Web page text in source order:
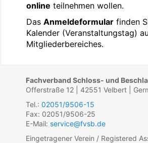
online teilnehmen wollen.
Das Anmeldeformular finden
Kalender (Veranstaltungstag)
Mitgliederbereiches.
Fachverband Schloss- und
Offerstraße 12 | 42551 Velbert |
Tel.: 02051/9506-15
Fax: 02051/9506-25
E-Mail: service@fvsb.de
Eingetragener Verein / Registered